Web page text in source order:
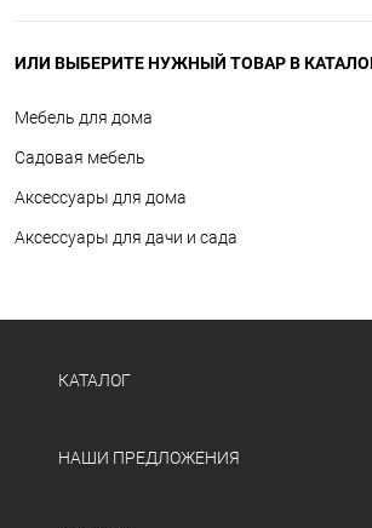
ИЛИ ВЫБЕРИТЕ НУЖНЫЙ ТОВАР В
Мебель для дома
Садовая мебель
Аксессуары для дома
Аксессуары для дачи и сада
КАТАЛОГ
НАШИ ПРЕДЛОЖЕНИЯ